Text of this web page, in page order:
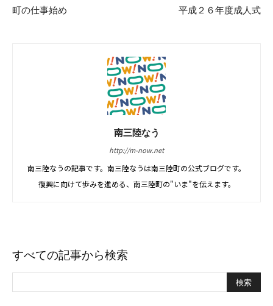
町の仕事始め 平成２６年度成人式
南三陸なう
http://m-now.net
南三陸なうの記事です。南三陸なうは南三陸町の公式ブログです。
復興に向けて歩みを進める、南三陸町の"いま"を伝えます。
すべての記事から検索